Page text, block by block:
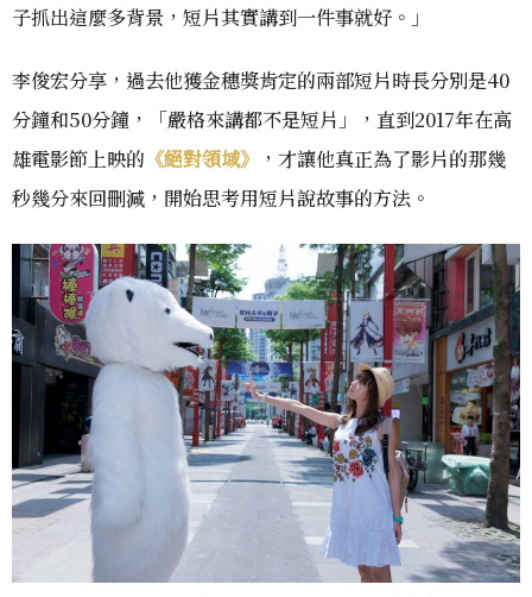
子抓出這麼多背景，短片其實講到一件事就好。」
李俊宏分享，過去他獲金穗獎肯定的兩部短片時長分別是40
分鐘和50分鐘，「嚴格來講都不是短片」，直到2017年在高
雄電影節上映的 《絕對領域》 ，才讓他真正為了影片的那幾
秒幾分來回刪減，開始思考用短片說故事的方法。